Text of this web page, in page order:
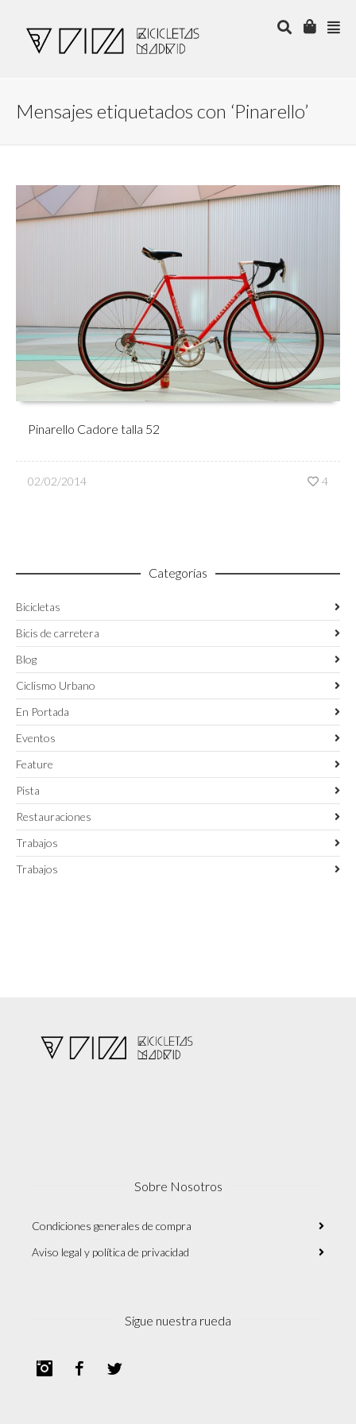
Mensajes etiquetados con ‘Pinarello’
Pinarello Cadore talla 52
02/02/2014 4
Categorías
Bicicletas
Bicis de carretera
Blog
Ciclismo Urbano
En Portada
Eventos
Feature
Pista
Restauraciones
Trabajos
Trabajos
Sobre Nosotros
Condiciones generales de compra
Aviso legal y política de privacidad
Sigue nuestra rueda
InstagramFacebook